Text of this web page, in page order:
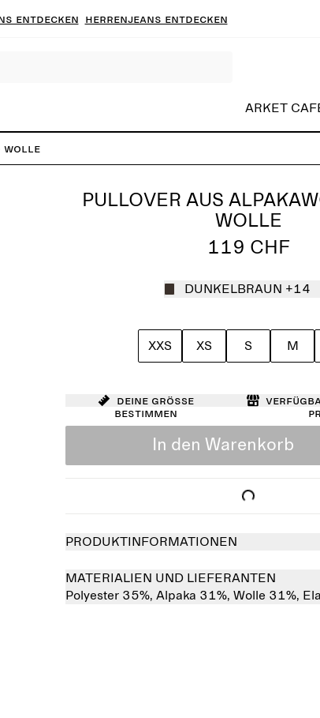
entdecken Herrenjeans entdecken
ARKET
Wolle
PULLOVER AUS
WOLLE
119 CHF
DUNKELBRAUN +14
XXS XS S M
Deine Größe
bestimmen
In den Warenkorb
PRODUKTINFORMATIONEN
MATERIALIEN UND LIEFERANTEN
Polyester 35%, Alpaka 31%, Wolle 31%,